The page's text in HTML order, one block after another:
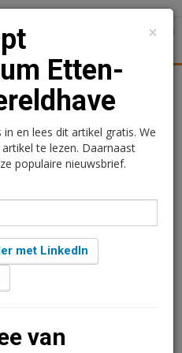
Woningmarkt
Etten-Leur
april 2021 om 16:43
heeft onlangs samen met
gekocht. Het is de
×
Etten-
en lees dit artikel gratis. We
te lezen. Daarnaast
populaire nieuwsbrief.
met LinkedIn
van